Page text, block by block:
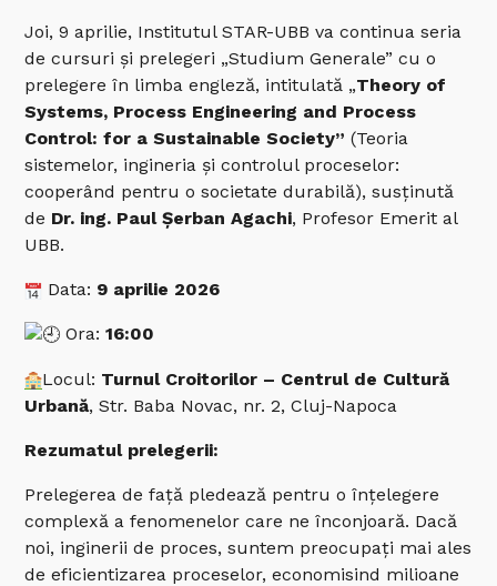
Joi, 9 aprilie, Institutul STAR-UBB va continua seria
de cursuri și prelegeri „Studium Generale” cu o
prelegere în limba engleză, intitulată „Theory of
Systems, Process Engineering and Process
Control: for a Sustainable Society”(Teoria
sistemelor, ingineria și controlul proceselor:
cooperând pentru o societate durabilă), susținută
de Dr. ing. Paul Șerban Agachi, Profesor Emerit al
UBB.
Data: 9 aprilie 2026
Ora:16:00
Locul: Turnul Croitorilor – Centrul de Cultură
Urbană, Str. Baba Novac, nr. 2, Cluj-Napoca
Rezumatul prelegerii:
Prelegerea de față pledează pentru o înțelegere
complexă a fenomenelor care ne înconjoară. Dacă
noi, inginerii de proces, suntem preocupați mai ales
de eficientizarea proceselor, economisind milioane